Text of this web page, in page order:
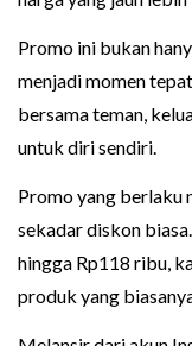
Promo ini bukan
menjadi momen
bersama teman,
untuk diri sendiri.
Promo yang berlaku
sekadar diskon
hingga Rp118 ribu,
produk yang